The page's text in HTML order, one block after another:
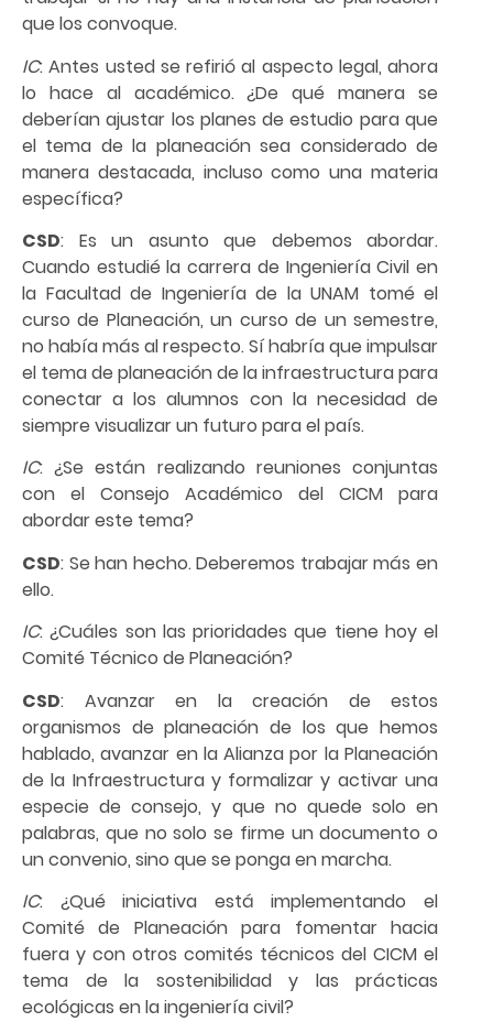
que los convoque.
IC: Antes usted se refirió al aspecto legal, ahora
lo hace al académico. ¿De qué manera se
deberían ajustar los planes de estudio para que
el tema de la planeación sea considerado de
manera destacada, incluso como una materia
específica?
CSD: Es un asunto que debemos abordar.
Cuando estudié la carrera de Ingeniería Civil en
la Facultad de Ingeniería de la UNAM tomé el
curso de Planeación, un curso de un semestre,
no había más al respecto. Sí habría que impulsar
el tema de planeación de la infraestructura para
conectar a los alumnos con la necesidad de
siempre visualizar un futuro para el país.
IC: ¿Se están realizando reuniones conjuntas
con el Consejo Académico del CICM para
abordar este tema?
CSD: Se han hecho. Deberemos trabajar más en
ello.
IC: ¿Cuáles son las prioridades que tiene hoy el
Comité Técnico de Planeación?
CSD: Avanzar en la creación de estos
organismos de planeación de los que hemos
hablado, avanzar en la Alianza por la Planeación
de la Infraestructura y formalizar y activar una
especie de consejo, y que no quede solo en
palabras, que no solo se firme un documento o
un convenio, sino que se ponga en marcha.
IC: ¿Qué iniciativa está implementando el
Comité de Planeación para fomentar hacia
fuera y con otros comités técnicos del CICM el
tema de la sostenibilidad y las prácticas
ecológicas en la ingeniería civil?